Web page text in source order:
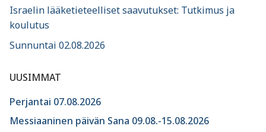
Israelin lääketieteelliset saavutukset: Tutkimus ja
koulutus
Sunnuntai 02.08.2026
UUSIMMAT
Perjantai 07.08.2026
Messiaaninen päivän Sana 09.08.-15.08.2026